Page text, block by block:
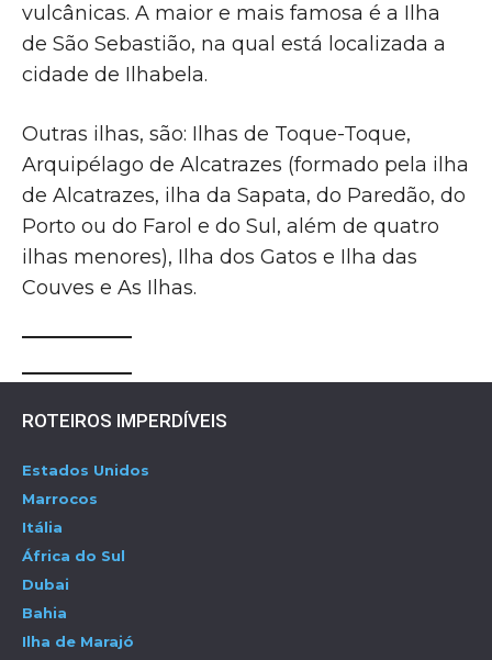
vulcânicas. A maior e mais famosa é a Ilha
de São Sebastião, na qual está localizada a
cidade de Ilhabela.
Outras ilhas, são: Ilhas de Toque-Toque,
Arquipélago de Alcatrazes (formado pela ilha
de Alcatrazes, ilha da Sapata, do Paredão, do
Porto ou do Farol e do Sul, além de quatro
ilhas menores), Ilha dos Gatos e Ilha das
Couves e As Ilhas.
ROTEIROS IMPERDÍVEIS
Estados Unidos
Marrocos
Itália
África do Sul
Dubai
Bahia
Ilha de Marajó